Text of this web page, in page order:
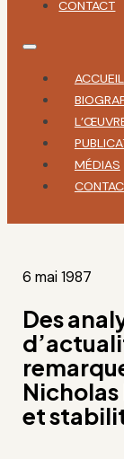
CONTACT
ACCUEIL
MÉDIAS
6 mai 1987
Des
Nicholas
et